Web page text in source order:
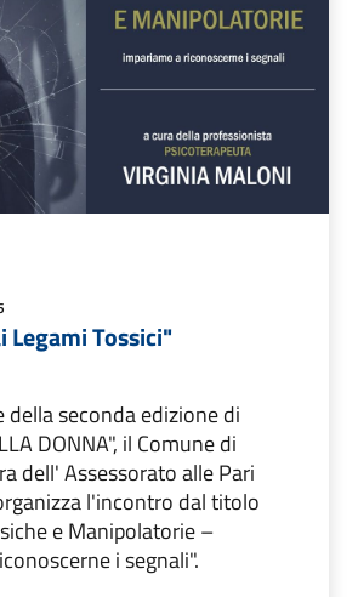
Legami Tossici"
della seconda edizione di
DONNA", il Comune di
dell' Assessorato alle Pari
l'incontro dal titolo
e Manipolatorie –
i segnali".